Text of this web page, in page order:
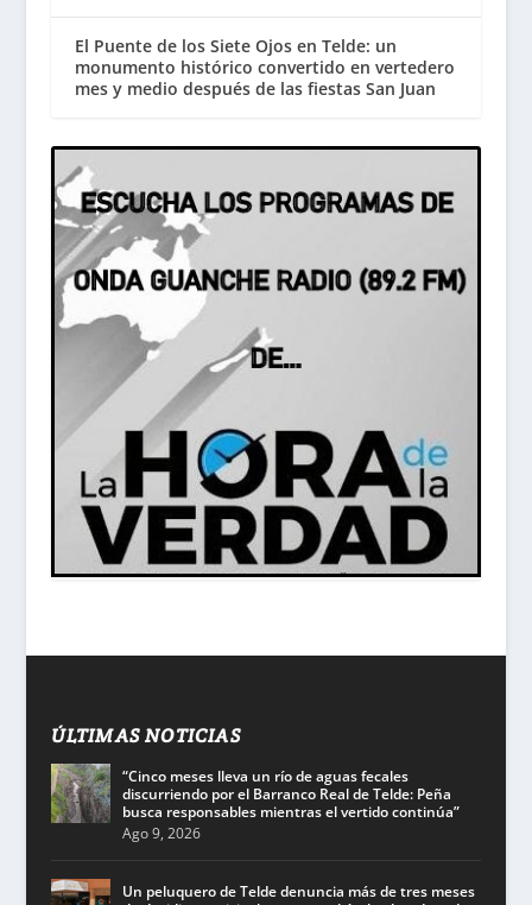
El Puente de los Siete Ojos en Telde: un
monumento histórico convertido en vertedero
mes y medio después de las fiestas San Juan
ÚLTIMAS NOTICIAS
“Cinco meses lleva un río de aguas fecales
discurriendo por el Barranco Real de Telde: Peña
busca responsables mientras el vertido continúa”
Ago 9, 2026
Un peluquero de Telde denuncia más de tres meses